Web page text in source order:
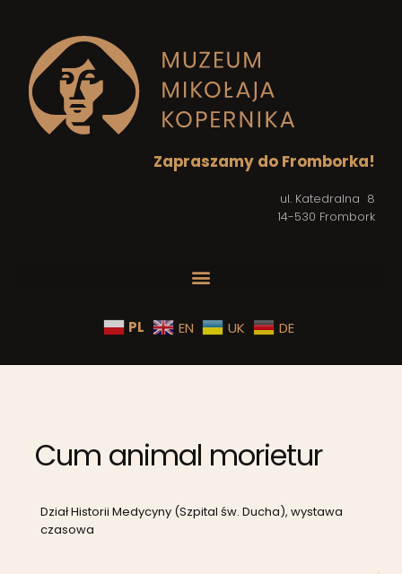
Zapraszamy do Fromborka!
ul. Katedralna 8
14-530 Frombork
PL EN UK DE
Cum animal morietur
Dział Historii Medycyny (Szpital św. Ducha), wystawa
czasowa